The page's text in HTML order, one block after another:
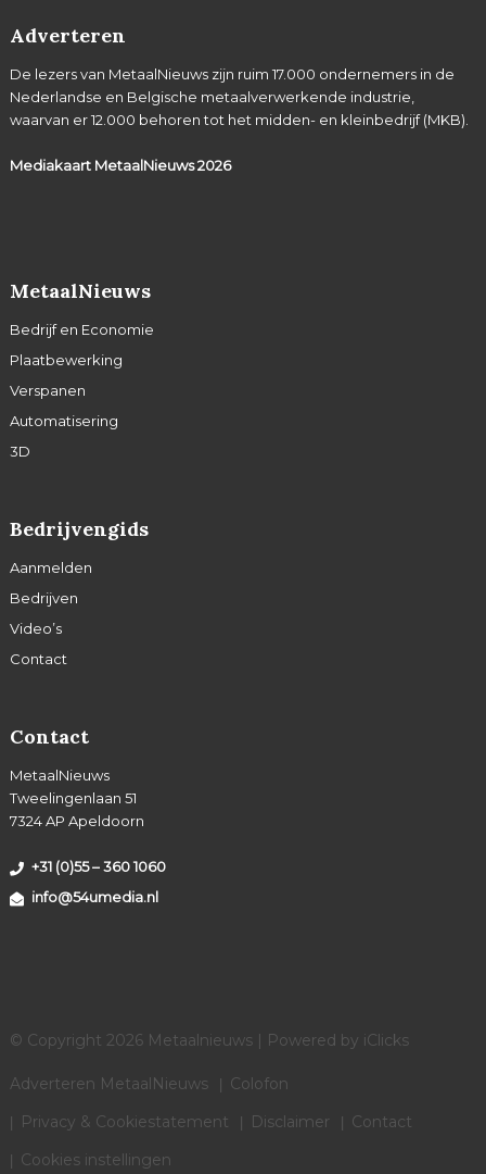
Adverteren
De lezers van MetaalNieuws zijn ruim 17.000 ondernemers in de
Nederlandse en Belgische metaalverwerkende industrie,
waarvan er 12.000 behoren tot het midden- en kleinbedrijf (MKB).
Mediakaart MetaalNieuws2026
MetaalNieuws
Bedrijf en Economie
Plaatbewerking
Verspanen
Automatisering
3D
Bedrijvengids
Aanmelden
Bedrijven
Video’s
Contact
Contact
MetaalNieuws
Tweelingenlaan 51
7324 AP Apeldoorn
+31 (0)55 – 360 1060
info@54umedia.nl
© Copyright 2026 Metaalnieuws | Powered by iClicks
Adverteren MetaalNieuws
Colofon
Privacy & Cookiestatement
Disclaimer
Contact
Cookies instellingen